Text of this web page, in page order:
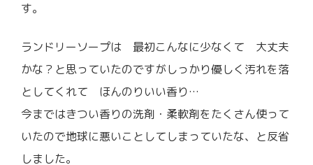
す。
ランドリーソープは 最初こんなに少なくて 大丈夫
かな？と思っていたのですがしっかり優しく汚れを落
としてくれて ほんのりいい香り…
今まではきつい香りの洗剤・柔軟剤をたくさん使って
いたので地球に悪いことしてしまっていたな、と反省
しました。